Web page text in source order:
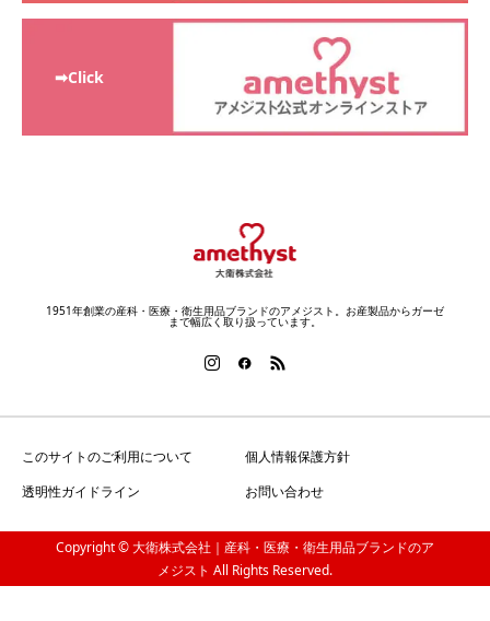
➡Click
1951年創業の産科・医療・衛生用品ブランドのアメジスト。お産製品からガーゼ
まで幅広く取り扱っています。
このサイトのご利用について
個人情報保護方針
透明性ガイドライン
お問い合わせ
Copyright © 大衛株式会社｜産科・医療・衛生用品ブランドのア
メジスト All Rights Reserved.